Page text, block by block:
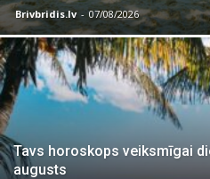
Brivbridis.lv - 07/08/2026
Tavs horoskops veiksmīgai
augusts